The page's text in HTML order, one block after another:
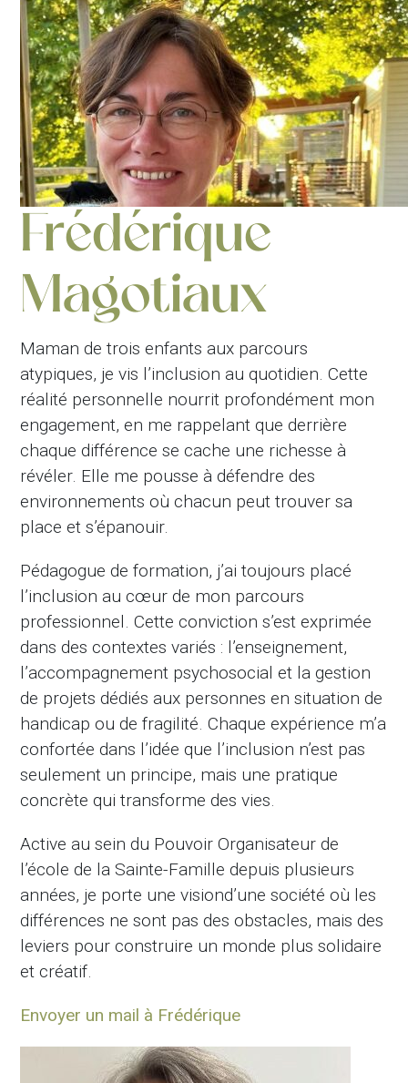
Frédérique
Magotiaux
Maman de trois enfants aux parcours
atypiques, je vis l’inclusion au quotidien. Cette
réalité personnelle nourrit profondément mon
engagement, en me rappelant que derrière
chaque différence se cache une richesse à
révéler. Elle me pousse à défendre des
environnements où chacun peut trouver sa
place et s’épanouir.
Pédagogue de formation, j’ai toujours placé
l’inclusion au cœur de mon parcours
professionnel. Cette conviction s’est exprimée
dans des contextes variés : l’enseignement,
l’accompagnement psychosocial et la gestion
de projets dédiés aux personnes en situation de
handicap ou de fragilité. Chaque expérience m’a
confortée dans l’idée que l’inclusion n’est pas
seulement un principe, mais une pratique
concrète qui transforme des vies.
Active au sein du Pouvoir Organisateur de
l’école de la Sainte-Famille depuis plusieurs
années, je porte une visiond’une société où les
différences ne sont pas des obstacles, mais des
leviers pour construire un monde plus solidaire
et créatif.
Envoyer un mail à Frédérique